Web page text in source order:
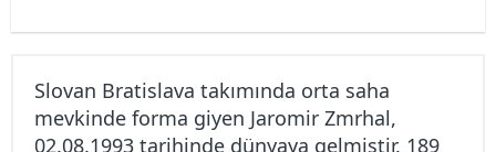
Slovan Bratislava takımında orta saha
mevkinde forma giyen Jaromir Zmrhal,
02.08.1993 tarihinde dünyaya gelmiştir. 189